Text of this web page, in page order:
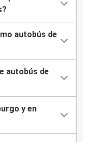
autobús de
autobús de
y en